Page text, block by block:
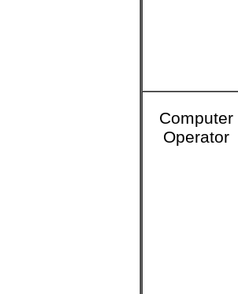
Computer
Operator